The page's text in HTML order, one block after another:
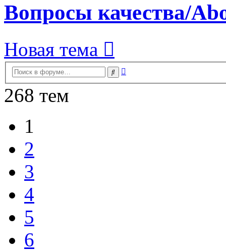
Вопросы качества/
Новая тема
Поиск
268 тем
1
2
3
4
5
6